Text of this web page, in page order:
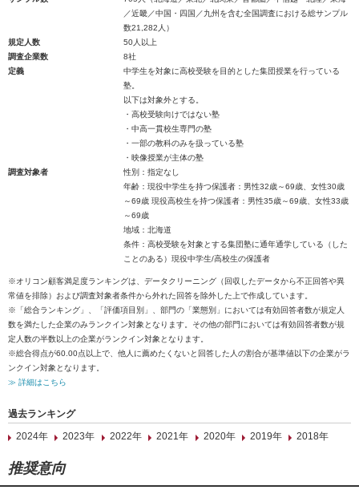
／近畿／中国・四国／九州を含む全国調査における総サンプル
数21,282人）
規定人数
50人以上
調査企業数
8社
定義
中学生を対象に高校受験を目的とした集団授業を行っている
塾。
以下は対象外とする。
・高校受験向けではない塾
・中高一貫校生専門の塾
・一部の教科のみを扱っている塾
・映像授業が主体の塾
調査対象者
性別：指定なし
年齢：現役中学生を持つ保護者：男性32歳～69歳、女性30歳
～69歳 現役高校生を持つ保護者：男性35歳～69歳、女性33歳
～69歳
地域：北海道
条件：高校受験を対象とする集団塾に通年通学している（した
ことのある）現役中学生/高校生の保護者
※オリコン顧客満足度ランキングは、データクリーニング（回収したデータから不正回答や異
常値を排除）および調査対象者条件から外れた回答を除外した上で作成しています。
※「総合ランキング」、「評価項目別」、部門の「業態別」においては有効回答者数が規定人
数を満たした企業のみランクイン対象となります。その他の部門においては有効回答者数が規
定人数の半数以上の企業がランクイン対象となります。
※総合得点が60.00点以上で、他人に薦めたくないと回答した人の割合が基準値以下の企業がラ
ンクイン対象となります。
≫ 詳細はこちら
過去ランキング
2024年
2023年 2022年 2021年 2020年 2019年 2018年
推奨意向